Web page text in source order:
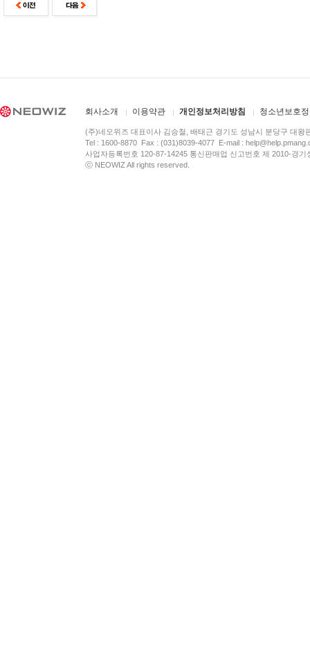
회사소개 이용약관 개인정보처리방침 청소년보호
(주)네오위즈 대표이사 김승철, 배태근 경기도 성남시 분당구 대왕
Tel : 1600-8870 Fax : (031)8039-4077 E-mail :
사업자등록번호 120-87-14245 통신판매업 신고번호 제 2010-경
ⓒ NEOWIZ All rights reserved.